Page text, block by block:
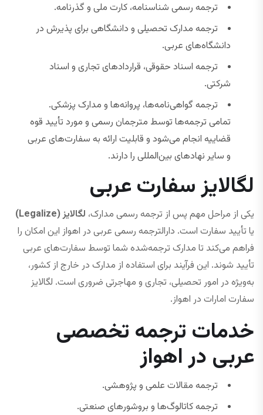
ترجمه رسمی شناسنامه، کارت ملی و گذرنامه.
ترجمه مدارک تحصیلی و دانشگاهی برای پذیرش در
دانشگاه‌های عربی.
ترجمه اسناد حقوقی، قراردادهای تجاری و اسناد
شرکتی.
ترجمه گواهی‌نامه‌ها، پروانه‌ها و مدارک پزشکی.
تمامی ترجمه‌ها توسط مترجمان رسمی و مورد تأیید قوه
قضاییه انجام می‌شود و قابلیت ارائه به سفارت‌های عربی
و سایر نهادهای بین‌المللی را دارند.
لگالایز سفارت عربی
یکی از مراحل مهم پس از ترجمه رسمی مدارک، لگالایز (Legalize)
یا تأیید سفارت است. دارالترجمه رسمی عربی در اهواز این امکان را
فراهم می‌کند تا مدارک ترجمه‌شده شما توسط سفارت‌های عربی
تأیید شوند. این فرآیند برای استفاده از مدارک در خارج از کشور،
به‌ویژه در امور تحصیلی، تجاری و مهاجرتی ضروری است. لگالایز
سفارت امارات در اهواز.
خدمات ترجمه تخصصی
عربی در اهواز
ترجمه مقالات علمی و پژوهشی.
ترجمه کاتالوگ‌ها و بروشورهای صنعتی.